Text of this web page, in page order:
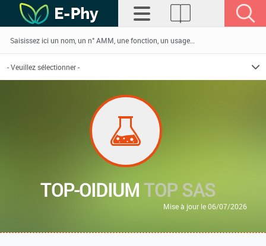
TOP-OIDIUMTOP SAS
Mise à jour le 06/07/2026